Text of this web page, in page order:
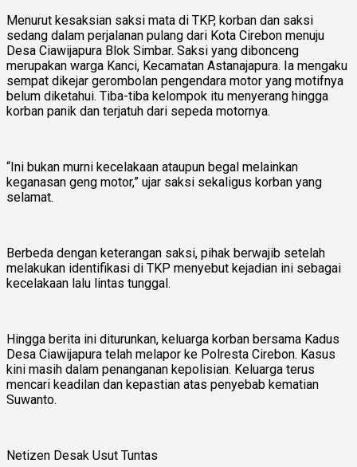
Menurut kesaksian saksi mata di TKP, korban dan saksi
sedang dalam perjalanan pulang dari Kota Cirebon menuju
Desa Ciawijapura Blok Simbar. Saksi yang dibonceng
merupakan warga Kanci, Kecamatan Astanajapura. Ia mengaku
sempat dikejar gerombolan pengendara motor yang motifnya
belum diketahui. Tiba-tiba kelompok itu menyerang hingga
korban panik dan terjatuh dari sepeda motornya.
“Ini bukan murni kecelakaan ataupun begal melainkan
keganasan geng motor,” ujar saksi sekaligus korban yang
selamat.
Berbeda dengan keterangan saksi, pihak berwajib setelah
melakukan identifikasi di TKP menyebut kejadian ini sebagai
kecelakaan lalu lintas tunggal.
Hingga berita ini diturunkan, keluarga korban bersama Kadus
Desa Ciawijapura telah melapor ke Polresta Cirebon. Kasus
kini masih dalam penanganan kepolisian. Keluarga terus
mencari keadilan dan kepastian atas penyebab kematian
Suwanto.
Netizen Desak Usut Tuntas